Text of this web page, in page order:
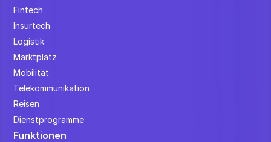
Fintech
Insurtech
Logistik
Marktplatz
Mobilität
Telekommunikation
Reisen
Dienstprogramme
Funktionen